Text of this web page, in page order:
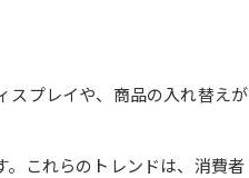
スプレイや、商品の入れ替えが
。これらのトレンドは、消費者